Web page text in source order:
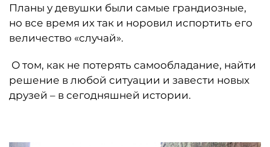
Планы у девушки были самые грандиозные,
но все время их так и норовил испортить его
величество «случай».
О том, как не потерять самообладание, найти
решение в любой ситуации и завести новых
друзей – в сегодняшней истории.